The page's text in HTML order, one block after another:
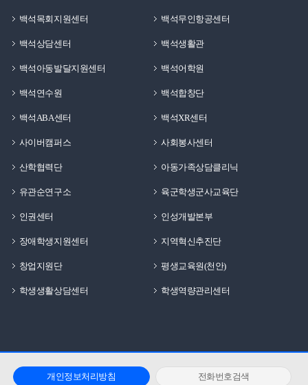
백석대학교 입학관리처(평일 9시부터 18시까지 실시간
답변)백석생활관은 학생들의 안전하고 편리한 대학생활을
있습니다.백석생활관은 학생들이 학업과 생활의 균형을
이루며 성장할 수 있도록 함께하고 있습니다.백석생활관
바랍니다!
백석목회지원센터 백석무인항공센터
백석상담센터 백석생활관
백석아동발달지원센터 백석어학원
백석연수원 백석합창단
백석ABA센터 백석XR센터
사이버캠퍼스 사회봉사센터
산학협력단 아동가족상담클리닉
유관순연구소 육군학생군사교육단
인권센터 인성개발본부
장애학생지원센터 지역혁신추진단
창업지원단 평생교육원(천안)
학생생활상담센터 학생역량관리센터
개인정보처리방침 전화번호검색